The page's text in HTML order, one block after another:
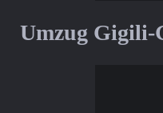
Umzug Gigili-